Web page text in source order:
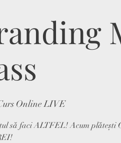
Online LIVE
să faci ALTFEL! Acum plătești